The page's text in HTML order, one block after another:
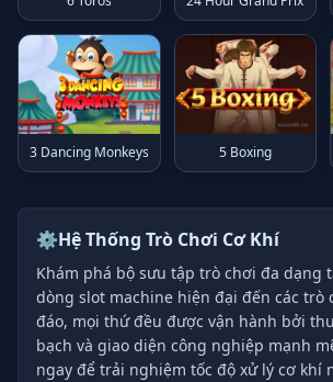
3 Dancing Monkeys 5 Boxing
⚙️Hệ Thống Trò Chơi Cơ Khí
Khám phá bộ sưu tập trò chơi đa dạng
dòng slot machine hiện đại đến các trò
đáo, mọi thứ đều được vận hành bởi
bạch và giao diện công nghiệp mạnh
ngay để trải nghiệm tốc độ xử lý cơ khí